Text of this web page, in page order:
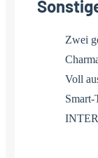
Zwei
Voll